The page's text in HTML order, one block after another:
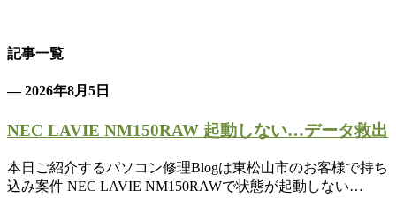
記事一覧
— 2026年8月5日
NEC LAVIE NM150RAW 起動しない…データ救出
本日ご紹介するパソコン修理Blogは東松山市のお客様で持ち
込み案件 NEC LAVIE NM150RAWで状態が起動しない…